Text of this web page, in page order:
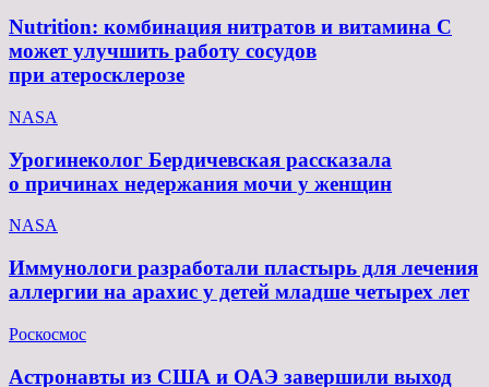
Nutrition: комбинация нитратов и витамина C
может улучшить работу сосудов
при атеросклерозе
NASA
Урогинеколог Бердичевская рассказала
о причинах недержания мочи у женщин
NASA
Иммунологи разработали пластырь для лечения
аллергии на арахис у детей младше четырех лет
Роскосмос
Астронавты из США и ОАЭ завершили выход